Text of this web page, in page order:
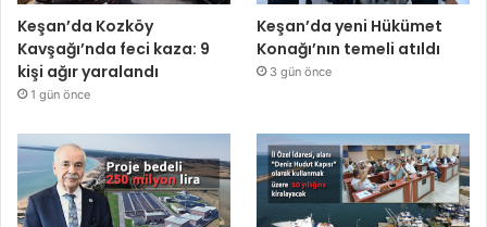
Keşan’da Kozköy
Kavşağı’nda feci kaza: 9
kişi ağır yaralandı
1 gün önce
Keşan’da yeni Hükümet
Konağı’nın temeli atıldı
3 gün önce